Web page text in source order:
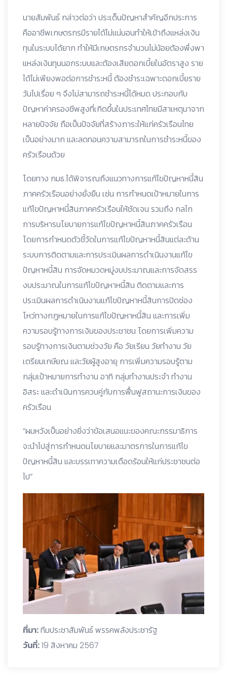
นายสัมพันธ์ กล่าวต่อว่า ประเด็นปัญหาสำคัญอีกประการ
คืออาชีพเกษตรกรมีรายได้ไม่แน่นอนทำให้เข้าถึงแหล่งเงิน
ทุนในระบบได้ยาก ทำให้มีเกษตรกรจำนวนไม่น้อยต้องพึ่งพา
แหล่งเงินทุนนอกระบบและต้องเสียดอกเบี้ยในอัตราสูง ราย
ได้ไม่เพียงพอต่อการชำระหนี้ ต้องชำระเฉพาะดอกเบี้ยราย
วันไปเรื่อย ๆ จึงไม่สามารถชำระหนี้ได้หมด ประกอบกับ
ปัญหาค่าครองชีพสูงที่เกิดขึ้นในประเทศไทยมีสาเหตุมาจาก
หลายปัจจัย ถือเป็นปัจจัยที่สร้างภาระให้แก่ครัวเรือนไทย
เป็นอย่างมาก และลดทอนความสามารถในการชำระหนี้ของ
ครัวเรือนด้วย
โดยทาง กมธ.ได้พิจารณถึงแนวทางการแก้ไขปัญหาหนี้สิน
ภาคครัวเรือนอย่างยั่งยืน เช่น การกำหนดเป้าหมายในการ
แก้ไขปัญหาหนี้สินภาคครัวเรือนให้ชัดเจน รวมถึง กลไก
การบริหารนโยบายการแก้ไขปัญหาหนี้สินภาคครัวเรือน
โดยการกำหนดตัวชี้วัดในการแก้ไขปัญหาหนี้สินแต่ละด้าน
ระบบการติดตามและการประเมินผลการดำเนินงานแก้ไข
ปัญหาหนี้สิน การจัดหมวดหมู่งบประมาณและการจัดสรร
งบประมาณในการแก้ไขปัญหาหนี้สิน ติดตามและการ
ประเมินผลการดำเนินงานแก้ไขปัญหาหนี้สินการปิดช่อง
โหว่ทางกฎหมายในการแก้ไขปัญหาหนี้สิน และการเพิ่ม
ความรอบรู้ทางการเงินของประชาชน โดยการเพิ่มความ
รอบรู้ทางการเงินตามช่วงวัย คือ วัยเรียน วัยทำงาน วัย
เตรียมเกษียณ และวัยผู้สูงอายุ การเพิ่มความรอบรู้ตาม
กลุ่มเป้าหมายการทำงาน อาทิ กลุ่มทำงานประจำ ทำงาน
อิสระ และดำเนินการควบคู่กับการฟื้นฟูสถานะการเงินของ
ครัวเรือน
“ผมหวังเป็นอย่างยิ่งว่าข้อเสนอแนะของคณะกรรมาธิการ
จะนำไปสู่การกำหนดนโยบายและมาตรการในการแก้ไข
ปัญหาหนี้สิน และบรรเทาความเดือดร้อนให้แก่ประชาชนต่อ
ไป”
ที่มา:ทีมประชาสัมพันธ์ พรรคพลังประชารัฐ
วันที่:19 สิงหาคม 2567